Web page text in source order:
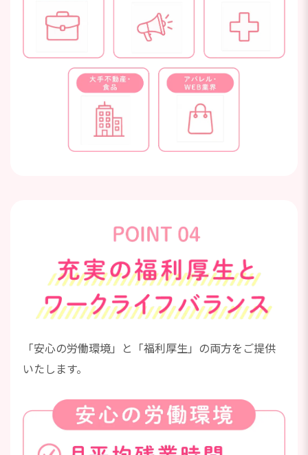
「安心の労働環境」と「福利厚生」の両方をご提供
いたします。